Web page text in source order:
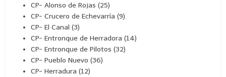
CP- Alonso de Rojas (25)
CP- Crucero de Echevarría (9)
CP- El Canal (3)
CP- Entronque de Herradora (14)
CP- Entronque de Pilotos (32)
CP- Pueblo Nuevo (36)
CP- Herradura (12)